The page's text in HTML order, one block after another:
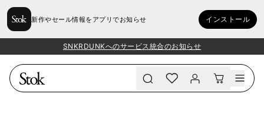
新作やセール情報をアプリでお知らせ インストール
SNKRDUNKへのサービス統合のお知らせ